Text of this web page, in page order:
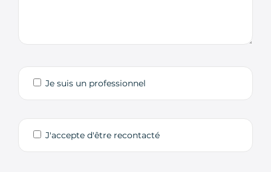
Je suis un professionnel
J'accepte d'être recontacté